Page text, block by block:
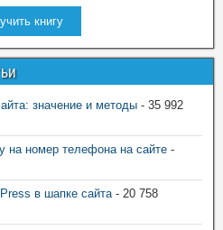
книгу
значение и методы - 35 992
на номер телефона на сайте -
в шапке сайта- 20 758